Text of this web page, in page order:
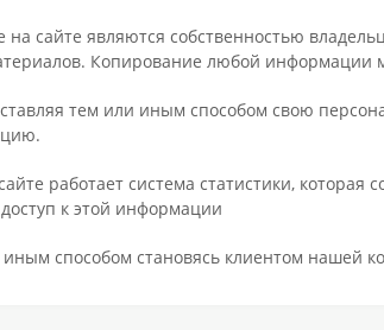
сайте являются собственностью
Копирование любой информации
тем или иным способом свою
работает система статистики,
к этой информации
способом становясь клиентом нашей